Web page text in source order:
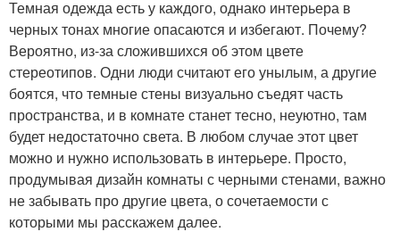
Темная одежда есть у каждого, однако интерьера в
черных тонах многие опасаются и избегают. Почему?
Вероятно, из-за сложившихся об этом цвете
стереотипов. Одни люди считают его унылым, а другие
боятся, что темные стены визуально съедят часть
пространства, и в комнате станет тесно, неуютно, там
будет недостаточно света. В любом случае этот цвет
можно и нужно использовать в интерьере. Просто,
продумывая дизайн комнаты с черными стенами, важно
не забывать про другие цвета, о сочетаемости с
которыми мы расскажем далее.